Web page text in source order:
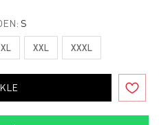
S
XL XXL XXXL